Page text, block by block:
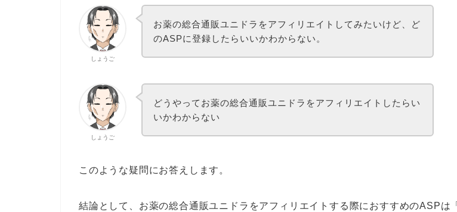
しょうご
お薬の総合通販ユニドラをアフィリエイトしてみたいけど、ど
のASPに登録したらいいかわからない。
しょうご
どうやってお薬の総合通販ユニドラをアフィリエイトしたらい
いかわからない
このような疑問にお答えします。
結論として、お薬の総合通販ユニドラをアフィリエイトする際におすすめのASPは「